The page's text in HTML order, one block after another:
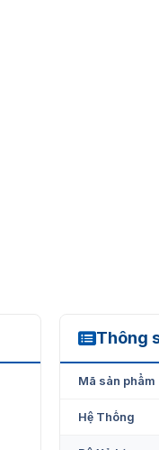
Thông
DS-
Mã sản phẩm
Hệ Thống